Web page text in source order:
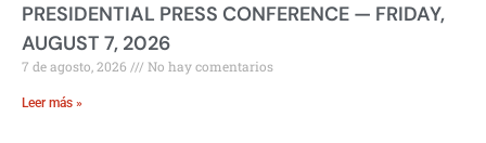
PRESIDENTIAL PRESS CONFERENCE — FRIDAY,
AUGUST 7, 2026
7 de agosto, 2026 No hay comentarios
Leer más »